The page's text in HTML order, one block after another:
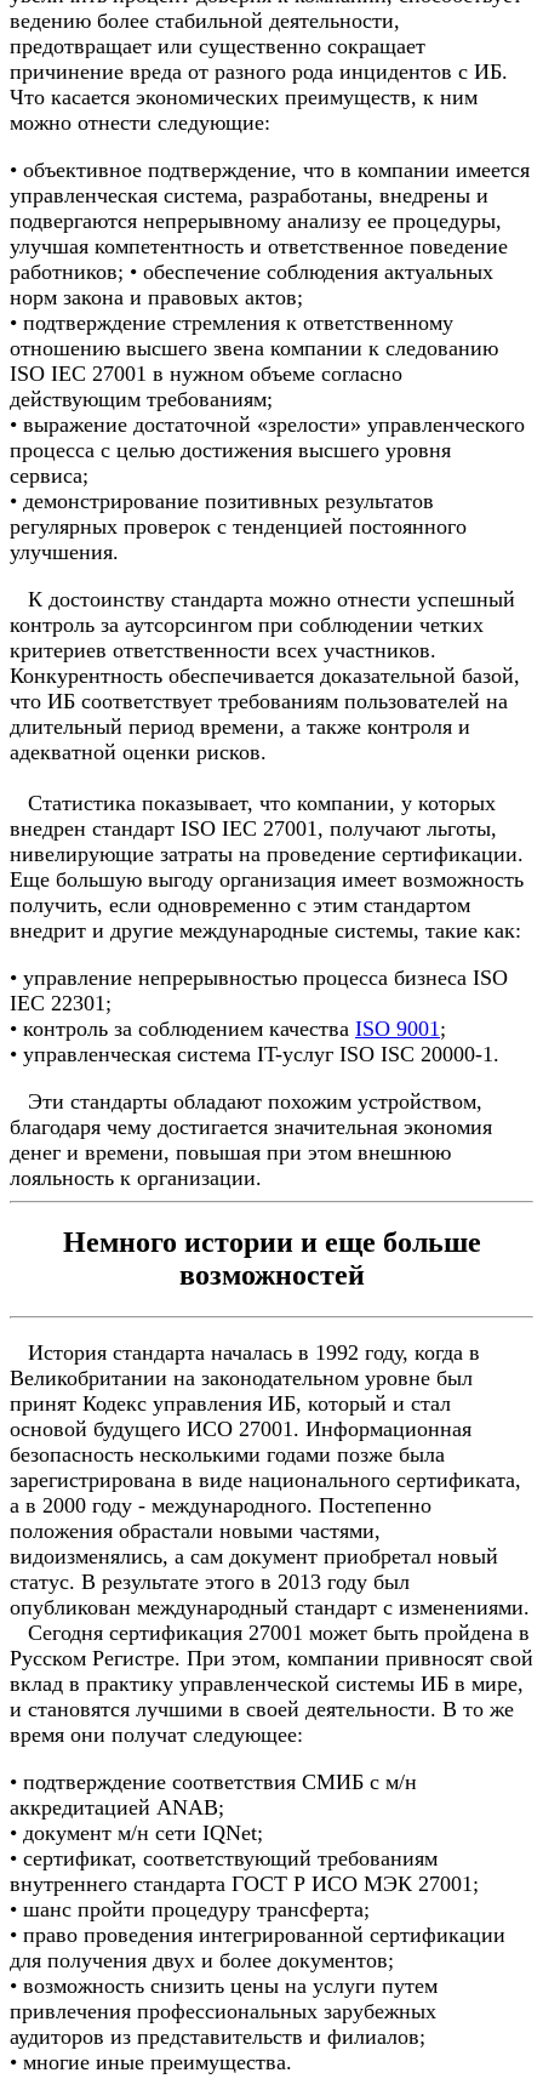
ведению более стабильной деятельности,
предотвращает или существенно сокращает
причинение вреда от разного рода инцидентов с ИБ.
Что касается экономических преимуществ, к ним
можно отнести следующие:
• объективное подтверждение, что в компании имеется
управленческая система, разработаны, внедрены и
подвергаются непрерывному анализу ее процедуры,
улучшая компетентность и ответственное поведение
работников; • обеспечение соблюдения актуальных
норм закона и правовых актов;
• подтверждение стремления к ответственному
отношению высшего звена компании к следованию
ISO IEC 27001 в нужном объеме согласно
действующим требованиям;
• выражение достаточной «зрелости» управленческого
процесса с целью достижения высшего уровня
сервиса;
• демонстрирование позитивных результатов
регулярных проверок с тенденцией постоянного
улучшения.
К достоинству стандарта можно отнести успешный
контроль за аутсорсингом при соблюдении четких
критериев ответственности всех участников.
Конкурентность обеспечивается доказательной базой,
что ИБ соответствует требованиям пользователей на
длительный период времени, а также контроля и
адекватной оценки рисков.
Статистика показывает, что компании, у которых
внедрен стандарт ISO IEC 27001, получают льготы,
нивелирующие затраты на проведение сертификации.
Еще большую выгоду организация имеет возможность
получить, если одновременно с этим стандартом
внедрит и другие международные системы, такие как:
• управление непрерывностью процесса бизнеса ISO
IEC 22301;
• контроль за соблюдением качества ISO 9001 ;
• управленческая система IT-услуг ISO ISC 20000-1.
Эти стандарты обладают похожим устройством,
благодаря чему достигается значительная экономия
денег и времени, повышая при этом внешнюю
лояльность к организации.
Немного истории и еще больше
возможностей
История стандарта началась в 1992 году, когда в
Великобритании на законодательном уровне был
принят Кодекс управления ИБ, который и стал
основой будущего ИСО 27001. Информационная
безопасность несколькими годами позже была
зарегистрирована в виде национального сертификата,
а в 2000 году - международного. Постепенно
положения обрастали новыми частями,
видоизменялись, а сам документ приобретал новый
статус. В результате этого в 2013 году был
опубликован международный стандарт с изменениями.
Сегодня сертификация 27001 может быть пройдена в
Русском Регистре. При этом, компании привносят свой
вклад в практику управленческой системы ИБ в мире,
и становятся лучшими в своей деятельности. В то же
время они получат следующее:
• подтверждение соответствия СМИБ с м/н
аккредитацией ANAB;
• документ м/н сети IQNet;
• сертификат, соответствующий требованиям
внутреннего стандарта ГОСТ Р ИСО МЭК 27001;
• шанс пройти процедуру трансферта;
• право проведения интегрированной сертификации
для получения двух и более документов;
• возможность снизить цены на услуги путем
привлечения профессиональных зарубежных
аудиторов из представительств и филиалов;
• многие иные преимущества.